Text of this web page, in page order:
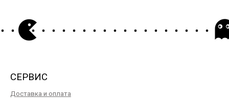
СЕРВИС
Доставка и оплата